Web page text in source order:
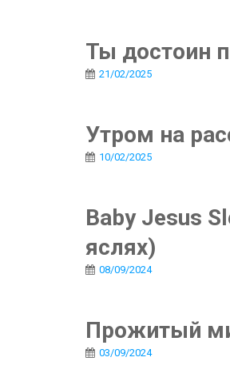
Ты достоин
21/02/2025
Утром на
10/02/2025
Baby Jesus
яслях)
08/09/2024
Прожитый
03/09/2024